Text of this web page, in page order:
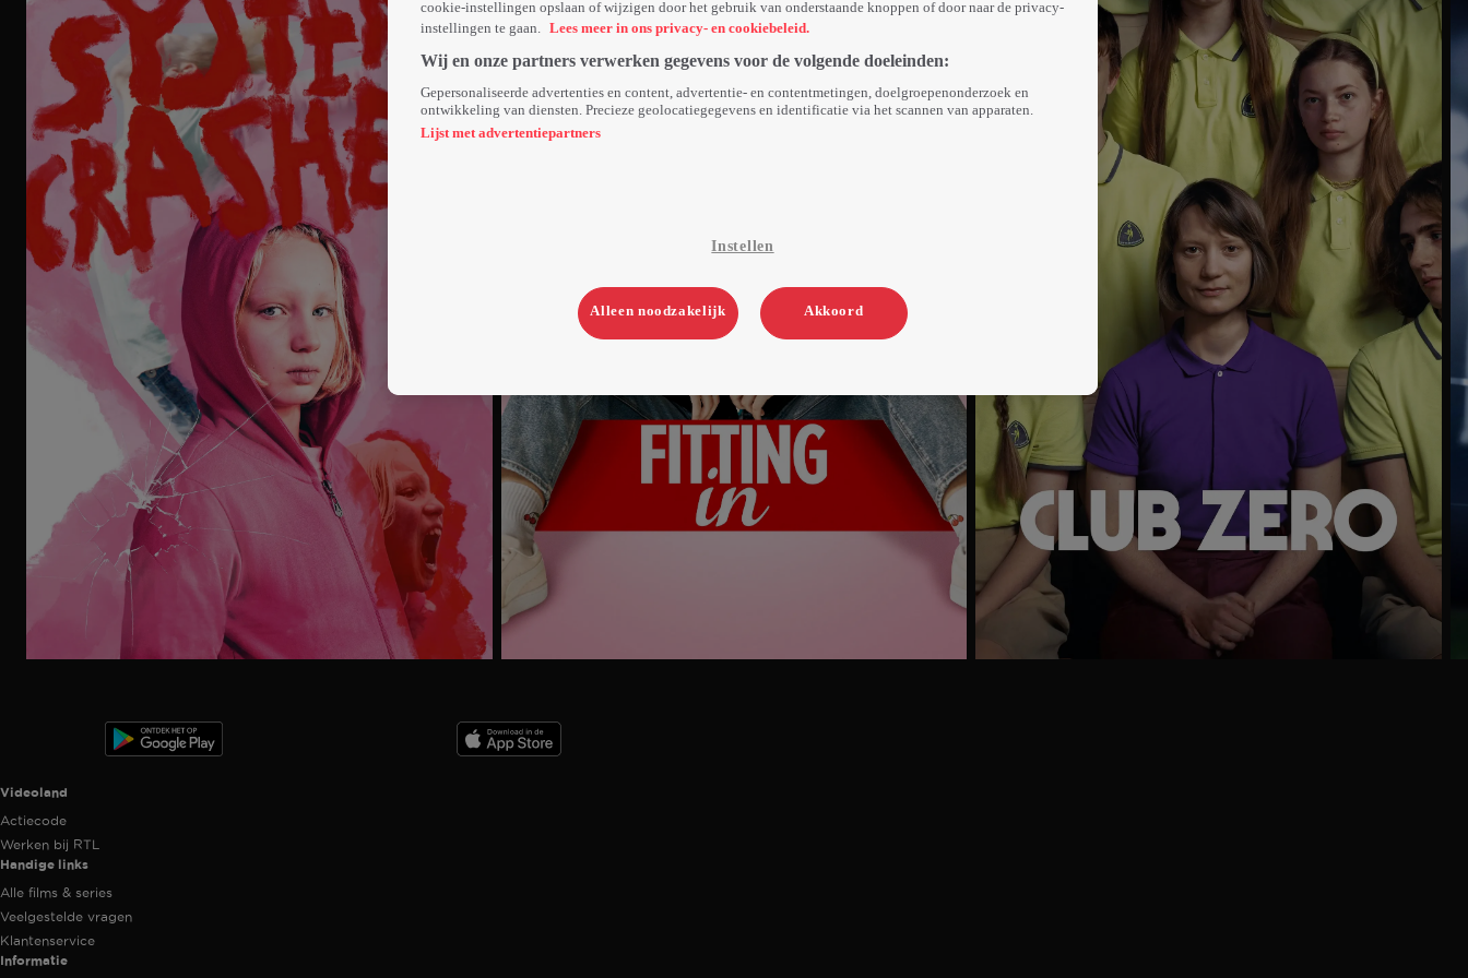
Videoland useful links.
Videoland
Actiecode
Werken bij RTL
Handige links
Alle films & series
Veelgestelde vragen
Klantenservice
Informatie
cookie-instellingen opslaan of wijzigen door het gebruik van onderstaande knoppen of door naar de privacy-
instellingen te gaan.
Lees meer in ons privacy- en cookiebeleid.
Wij en onze partners verwerken gegevens voor de volgende doeleinden:
Gepersonaliseerde advertenties en content, advertentie- en contentmetingen, doelgroepenonderzoek en
ontwikkeling van diensten. Precieze geolocatiegegevens en identificatie via het scannen van apparaten.
Lijst met advertentiepartners
Instellen
Alleen noodzakelijk Akkoord